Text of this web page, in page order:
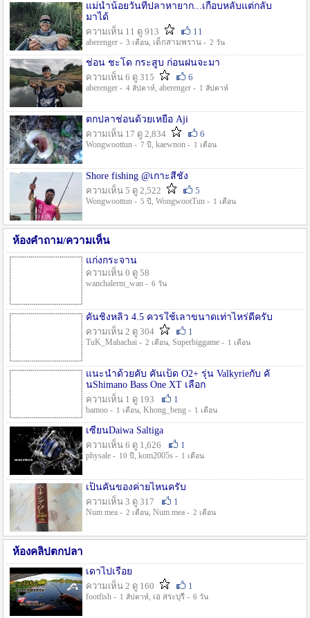
แม่น้ำน้อยวันที่ปลาหายาก...เกือบหลับแต่กลับ
มาได้
ความเห็น 11 ดู 913
11
aberenger - 3 เดือน, เด็กสามพราน - 2 วัน
ช่อน ชะโด กระสูบ ก่อนฝนจะมา
ความเห็น 6 ดู 315
6
aberenger - 4 สัปดาห์, aberenger - 1 สัปดาห์
ตกปลาช่อนด้วยเหยื่อ Aji
ความเห็น 17 ดู 2,834
6
Wongwoottun - 7 ปี , kaewnon - 1 เดือน
Shore fishing @เกาะสีชัง
ความเห็น 5 ดู 2,522
5
Wongwoottun - 5 ปี , WongwootTun - 1 เดือน
ห้องคำถาม/ความเห็น
แก่งกระจาน
ความเห็น 0 ดู 58
wanchalerm_wan - 6 วัน
คันชิงหลิว 4.5 ควรใช้เลาขนาดเท่าไหร่ดีครับ
ความเห็น 2 ดู 304
1
TuK_Mahachai - 2 เดือน, Superbiggame - 1 เดือน
แนะนำด้วยคับ คันเบ็ด O2+ รุ่น Valkyrieกับ คั
นShimano Bass One XT เลือก
ความเห็น 1 ดู 193
1
bamoo - 1 เดือน, Khong_beng - 1 เดือน
เซียนDaiwa Saltiga
ความเห็น 6 ดู 1,626
1
physale - 10 ปี , kom2005s - 1 เดือน
เป็นคันของค่ายไหนครับ
ความเห็น 3 ดู 317
1
Num mea - 2 เดือน, Num mea - 2 เดือน
ห้องคลิปตกปลา
เดาไปเรื่อย
ความเห็น 2 ดู 160
1
footfish - 1 สัปดาห์, เอ สระบุรี - 6 วัน